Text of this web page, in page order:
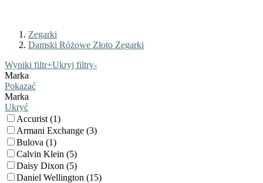
Zegarki
Damski Różowe Złoto Zegarki
Wyniki filtr+Ukryj filtry-
Marka
Pokazać
Marka
Ukryć
Accurist (1)
Armani Exchange (3)
Bulova (1)
Calvin Klein (5)
Daisy Dixon (5)
Daniel Wellington (15)